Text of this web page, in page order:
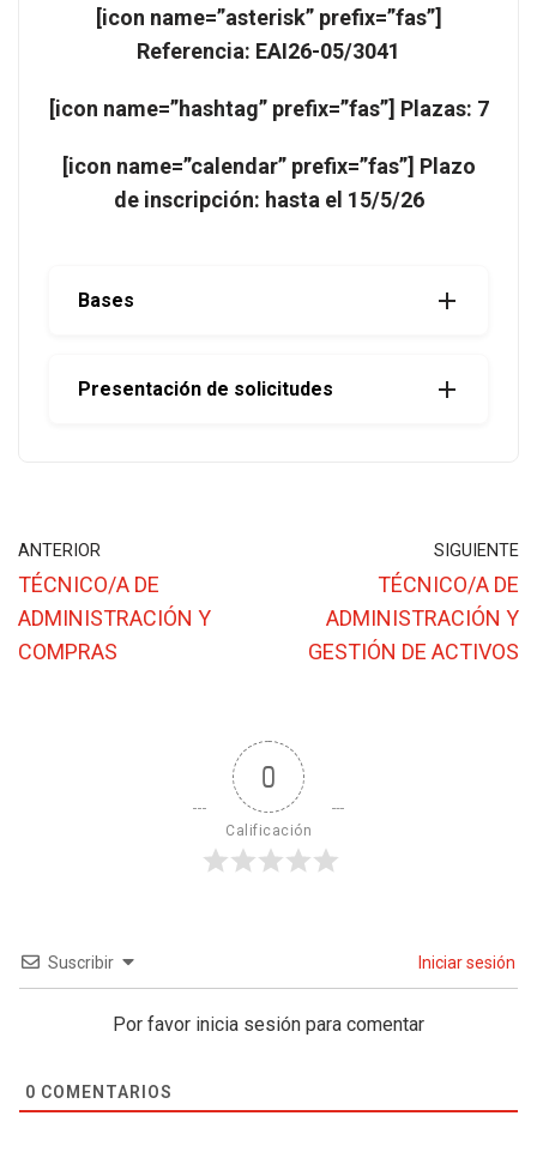
[icon name=”asterisk” prefix=”fas”]
Referencia: EAI26-05/3041
[icon name=”hashtag” prefix=”fas”] Plazas: 7
[icon name=”calendar” prefix=”fas”] Plazo
de inscripción: hasta el 15/5/26
Bases
Presentación de solicitudes
ANTERIOR
TÉCNICO/A DE
ADMINISTRACIÓN Y
COMPRAS
SIGUIENTE
TÉCNICO/A DE
ADMINISTRACIÓN Y
GESTIÓN DE ACTIVOS
0
Calificación
Suscribir Iniciar sesión
Por favor inicia sesión para comentar
0 COMENTARIOS